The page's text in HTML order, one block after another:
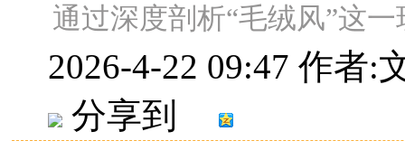
通过深度剖析“毛绒风”这一
2026-4-22 09:47 作者:
分享到